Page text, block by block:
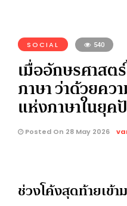
SOCIAL 540
เมื่ออักษรศาสต
ภาษา ว่าด้วยค
แห่งภาษาในยุ
Posted On 28 May 2026
ช่วงโค้งสุดท้ายเข้